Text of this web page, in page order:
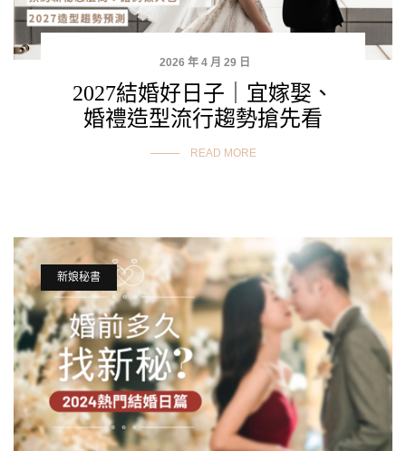
2026 年 4 月 29 日
2027結婚好日子｜宜嫁娶、
婚禮造型流行趨勢搶先看
READ MORE
新娘秘書